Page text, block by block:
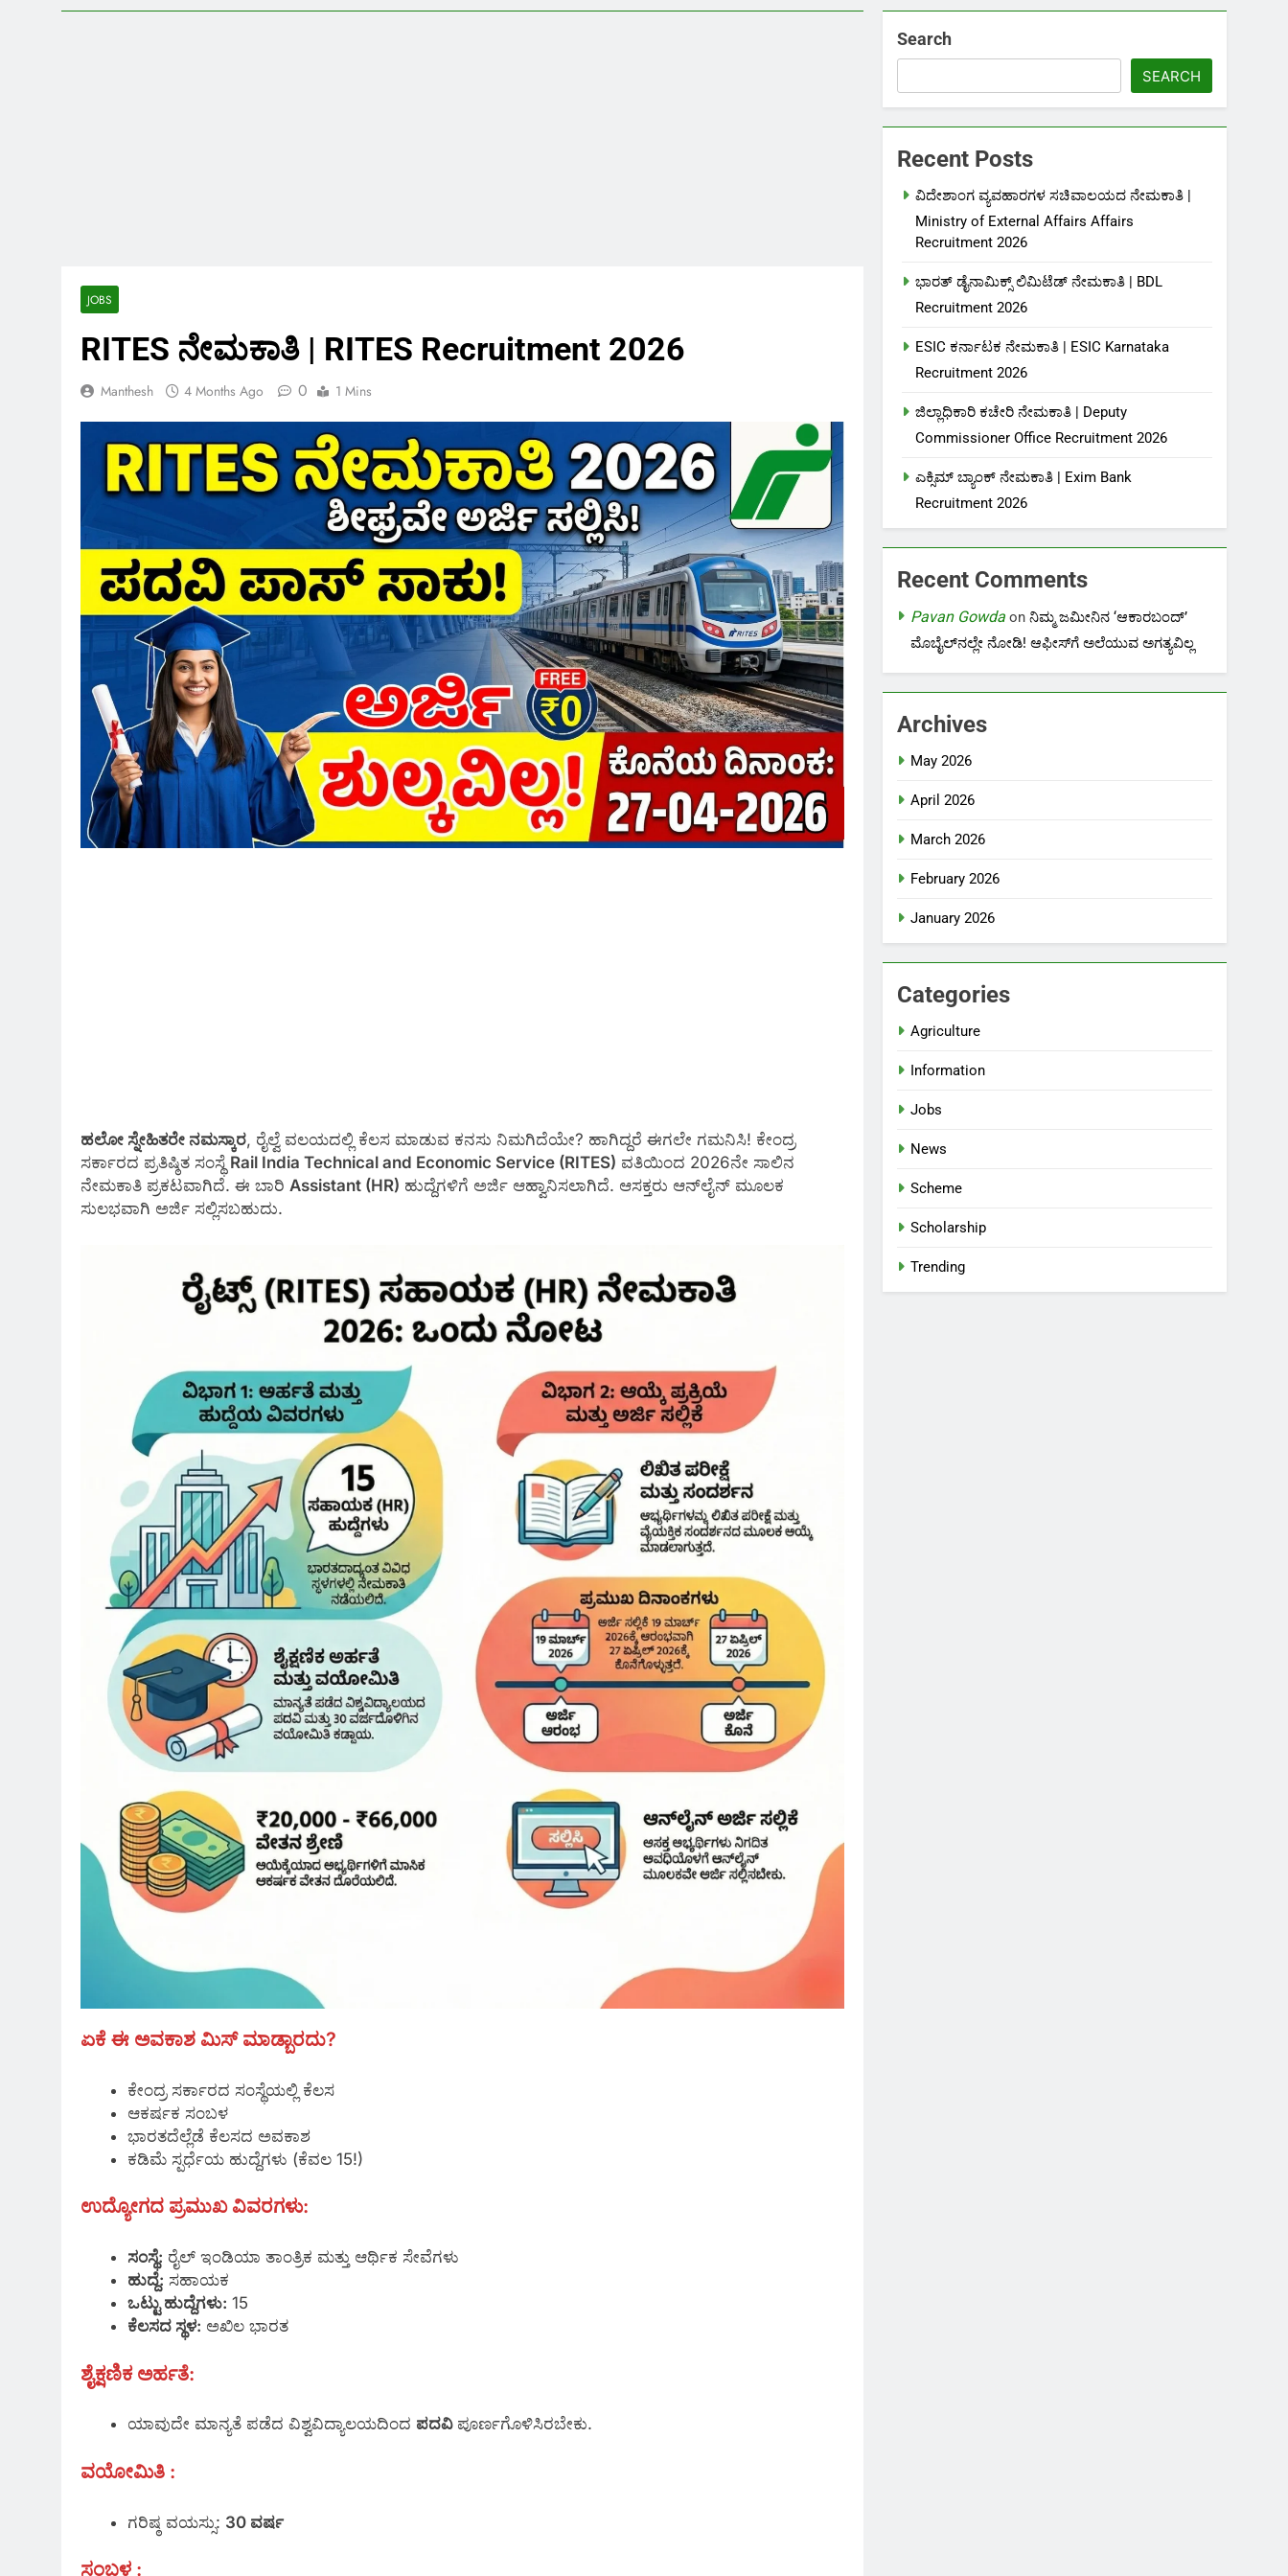
JOBS
RITES ನೇಮಕಾತಿ | RITES Recruitment 2026
Manthesh 4 Months Ago 0 1 Mins
ಹಲೋ ಸ್ನೇಹಿತರೇ ನಮಸ್ಕಾರ, ರೈಲ್ವೆ ವಲಯದಲ್ಲಿ ಕೆಲಸ ಮಾಡುವ ಕನಸು ನಿಮಗಿದೆಯೇ? ಹಾಗಿದ್ದರೆ ಈಗಲೇ ಗಮನಿಸಿ! ಕೇಂದ್ರ
ಸರ್ಕಾರದ ಪ್ರತಿಷ್ಠಿತ ಸಂಸ್ಥೆ Rail India Technical and Economic Service (RITES) ವತಿಯಿಂದ 2026ನೇ ಸಾಲಿನ
ನೇಮಕಾತಿ ಪ್ರಕಟವಾಗಿದೆ. ಈ ಬಾರಿ Assistant (HR) ಹುದ್ದೆಗಳಿಗೆ ಅರ್ಜಿ ಆಹ್ವಾನಿಸಲಾಗಿದೆ. ಆಸಕ್ತರು ಆನ್‌ಲೈನ್ ಮೂಲಕ
ಸುಲಭವಾಗಿ ಅರ್ಜಿ ಸಲ್ಲಿಸಬಹುದು.
ಏಕೆ ಈ ಅವಕಾಶ ಮಿಸ್ ಮಾಡ್ಬಾರದು?
ಕೇಂದ್ರ ಸರ್ಕಾರದ ಸಂಸ್ಥೆಯಲ್ಲಿ ಕೆಲಸ
ಆಕರ್ಷಕ ಸಂಬಳ
ಭಾರತದೆಲ್ಲೆಡೆ ಕೆಲಸದ ಅವಕಾಶ
ಕಡಿಮೆ ಸ್ಪರ್ಧೆಯ ಹುದ್ದೆಗಳು (ಕೆವಲ 15!)
ಉದ್ಯೋಗದ ಪ್ರಮುಖ ವಿವರಗಳು:
ಸಂಸ್ಥೆ: ರೈಲ್ ಇಂಡಿಯಾ ತಾಂತ್ರಿಕ ಮತ್ತು ಆರ್ಥಿಕ ಸೇವೆಗಳು
ಹುದ್ದೆ: ಸಹಾಯಕ
ಒಟ್ಟು ಹುದ್ದೆಗಳು: 15
ಕೆಲಸದ ಸ್ಥಳ: ಅಖಿಲ ಭಾರತ
ಶೈಕ್ಷಣಿಕ ಅರ್ಹತೆ:
ಯಾವುದೇ ಮಾನ್ಯತೆ ಪಡೆದ ವಿಶ್ವವಿದ್ಯಾಲಯದಿಂದ ಪದವಿ ಪೂರ್ಣಗೊಳಿಸಿರಬೇಕು.
ವಯೋಮಿತಿ :
ಗರಿಷ್ಠ ವಯಸ್ಸು: 30 ವರ್ಷ
ಸಂಬಳ :
Search
SEARCH
Recent Posts
ವಿದೇಶಾಂಗ ವ್ಯವಹಾರಗಳ ಸಚಿವಾಲಯದ ನೇಮಕಾತಿ |
Ministry of External Affairs Affairs
Recruitment 2026
ಭಾರತ್ ಡೈನಾಮಿಕ್ಸ್ ಲಿಮಿಟೆಡ್ ನೇಮಕಾತಿ | BDL
Recruitment 2026
ESIC ಕರ್ನಾಟಕ ನೇಮಕಾತಿ | ESIC Karnataka
Recruitment 2026
ಜಿಲ್ಲಾಧಿಕಾರಿ ಕಚೇರಿ ನೇಮಕಾತಿ | Deputy
Commissioner Office Recruitment 2026
ಎಕ್ಸಿಮ್ ಬ್ಯಾಂಕ್ ನೇಮಕಾತಿ |‌ Exim Bank
Recruitment 2026
Recent Comments
Pavan Gowda onನಿಮ್ಮ ಜಮೀನಿನ ‘ಆಕಾರಬಂದ್’
ಮೊಬೈಲ್‌ನಲ್ಲೇ ನೋಡಿ! ಆಫೀಸ್‌ಗೆ ಅಲೆಯುವ ಅಗತ್ಯವಿಲ್ಲ
Archives
May 2026
April 2026
March 2026
February 2026
January 2026
Categories
Agriculture
Information
Jobs
News
Scheme
Scholarship
Trending